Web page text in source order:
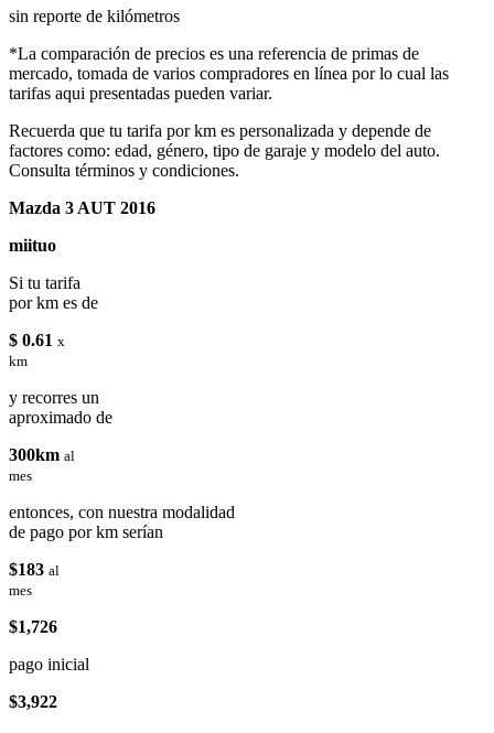
sin reporte de kilómetros
*La comparación de precios es una referencia de primas de
mercado, tomada de varios compradores en línea por lo cual las
tarifas aqui presentadas pueden variar.
Recuerda que tu tarifa por km es personalizada y depende de
factores como: edad, género, tipo de garaje y modelo del auto.
Consulta términos y condiciones.
Mazda 3 AUT 2016
miituo
Si tu tarifa
por km es de
$ 0.61 x
km
y recorres un
aproximado de
300km al
mes
entonces, con nuestra modalidad
de pago por km serían
$183 al
mes
$1,726
pago inicial
$3,922